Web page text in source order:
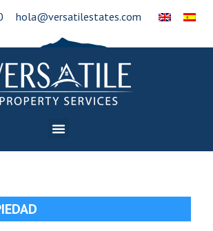
hola@versatilestates.com